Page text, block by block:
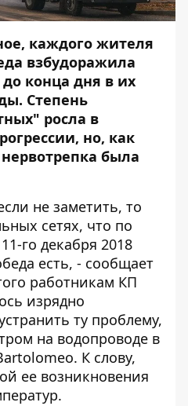
каждого жителя
взбудоражила
конца дня в их
Степень
росла в
но, как
нервотрепка была
не заметить, то
сетях, что по
го декабря 2018
есть, - сообщает
работникам КП
изрядно
ту проблему,
на водопроводе в
К слову,
ее возникновения